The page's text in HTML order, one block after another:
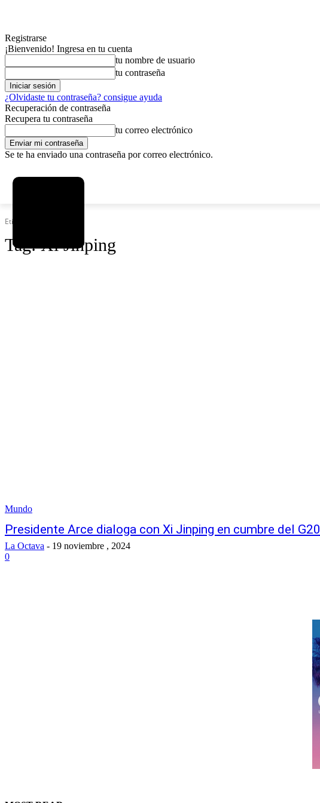
Registrarse
¡Bienvenido! Ingresa en tu cuenta
tu nombre de usuario
tu contraseña
¿Olvidaste tu contraseña? consigue ayuda
Recuperación de contraseña
Recupera tu contraseña
tu correo electrónico
Se te ha enviado una contraseña por correo electrónico.
Etiquetas
Tag:Xi Jinping
Mundo
Presidente Arce dialoga con Xi Jinping en cumbre del G20
La Octava - 19 noviembre , 2024
0